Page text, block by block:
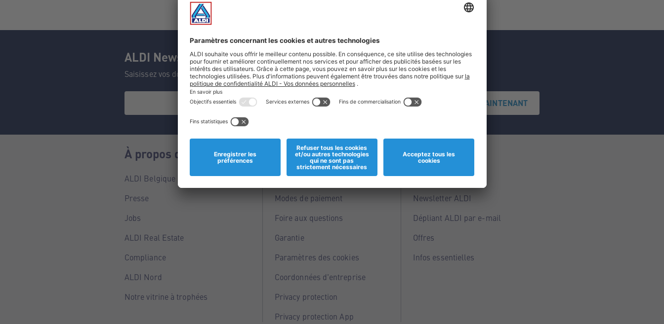
ALDI Newsletter
Saisissez vos données et ne manquez aucune de nos offres.
S'INSCRIRE MAINTENANT
À propos de nous
ALDI Belgique
Presse
Jobs
ALDI Real Estate
Compliance
ALDI Nord
Notre vitrine à trophées
Informations
Magasins
Modes de paiement
Foire aux questions
Garantie
Paramètres des cookies
Coordonnées d'entreprise
Privacy protection
Privacy protection App
Service
Points ALDI
Newsletter ALDI
Dépliant ALDI par e-mail
Offres
Infos essentielles